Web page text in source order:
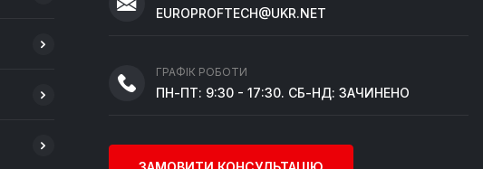
EUROPROFTECH@UKR.NET
ГРАФІК РОБОТИ
ПН-ПТ: 9:30 - 17:30. СБ-НД: ЗАЧИНЕНО